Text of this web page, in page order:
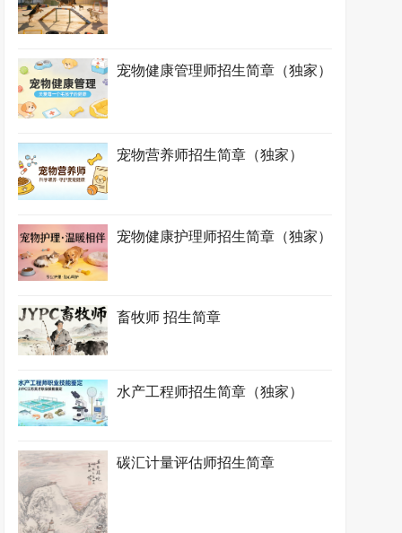
宠物健康管理师招生简章（独家）
宠物营养师招生简章（独家）
宠物健康护理师招生简章（独家）
畜牧师 招生简章
水产工程师招生简章（独家）
碳汇计量评估师招生简章